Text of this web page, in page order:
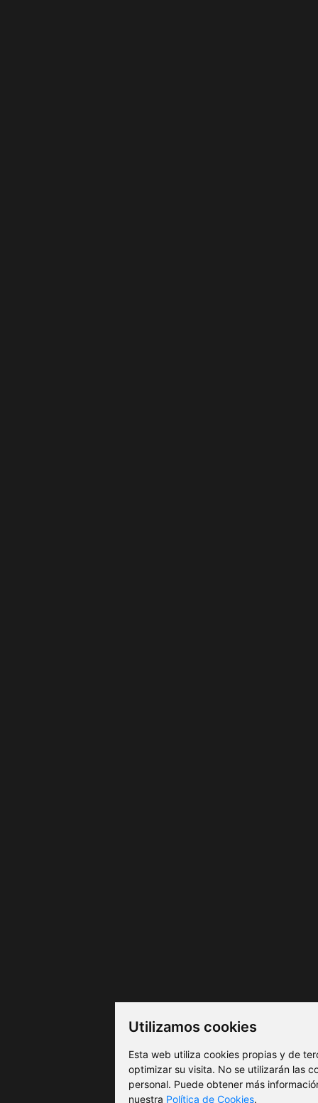
Utilizamos cookies
Esta web utiliza cookies propias y de
optimizar su visita. No se utilizarán las
personal. Puede obtener más
nuestra Política de Cookies.